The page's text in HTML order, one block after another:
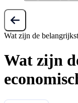
Wat zijn de
Wat zijn